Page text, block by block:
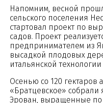
Напомним, весной
сельского поселения
стартовал проект по
садов. Проект
предпринимателем из
высадкой плодовых
итальянской
Осенью со 120
«Братцевское» собрали
Эрован, выращенные по